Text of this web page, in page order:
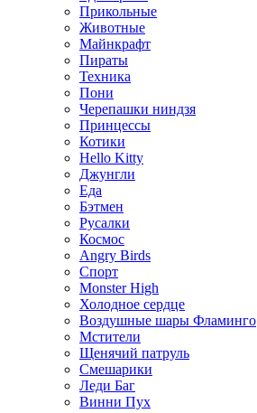
Прикольные
Животные
Майнкрафт
Пираты
Техника
Пони
Черепашки ниндзя
Принцессы
Котики
Hello Kitty
Джунгли
Еда
Бэтмен
Русалки
Космос
Angry Birds
Спорт
Monster High
Холодное сердце
Воздушные шары Фламинго
Мстители
Щенячий патруль
Смешарики
Леди Баг
Винни Пух